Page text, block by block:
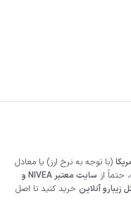
(با توجه به نرخ ارز) یا معادل
حتماً از
سایت معتبر NIVEA و
زیبارو آنلاین خرید کنید تا اصل